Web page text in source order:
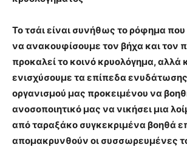
Το τσάι είναι συνήθως το ρόφημα που
να ανακουφίσουμε τον βήχα και τον
προκαλεί το κοινό κρυολόγημα, αλλά
ενισχύσουμε τα επίπεδα
οργανισμού μας προκειμένου να
ανοσοποιητικό μας να νικήσει μια
από ταραξάκο συγκεκριμένα βοηθά
απομακρυνθούν οι συσσωρευμένες